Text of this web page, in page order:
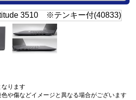
ります
や傷などイメージと異なる場合がございます